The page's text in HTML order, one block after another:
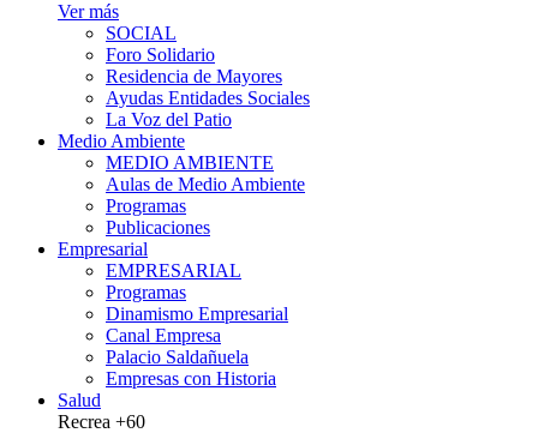
Ver más
SOCIAL
Foro Solidario
Residencia de Mayores
Ayudas Entidades Sociales
La Voz del Patio
Medio Ambiente
MEDIO AMBIENTE
Aulas de Medio Ambiente
Programas
Publicaciones
Empresarial
EMPRESARIAL
Programas
Dinamismo Empresarial
Canal Empresa
Palacio Saldañuela
Empresas con Historia
Salud
Recrea +60